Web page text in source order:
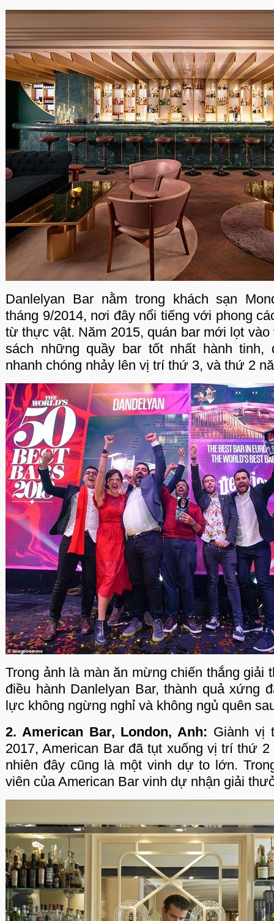
Danlelyan Bar nằm trong khách sạn
tháng 9/2014, nơi đây nổi tiếng với phong
từ thực vật. Năm 2015, quán bar mới lọt vào
sách những quầy bar tốt nhất hành tinh,
nhanh chóng nhảy lên vị trí thứ 3, và thứ 2
Trong ảnh là màn ăn mừng chiến thắng giải
điều hành Danlelyan Bar, thành quả xứng
lực không ngừng nghỉ và không ngủ quên
2. American Bar, London, Anh: Giành vị
2017, American Bar đã tụt xuống vị trí thứ 2
nhiên đây cũng là một vinh dự to lớn.
viên của American Bar vinh dự nhận giải